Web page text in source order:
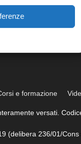
e formazione
versati.
(delibera 236/01/